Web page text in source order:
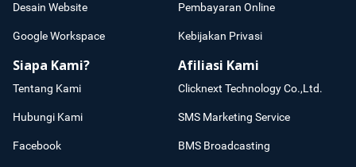
Desain Website
Google Workspace
Pembayaran Online
Kebijakan Privasi
Siapa Kami?
Tentang Kami
Hubungi Kami
Facebook
Afiliasi Kami
Clicknext Technology Co.,Ltd.
SMS Marketing Service
BMS Broadcasting